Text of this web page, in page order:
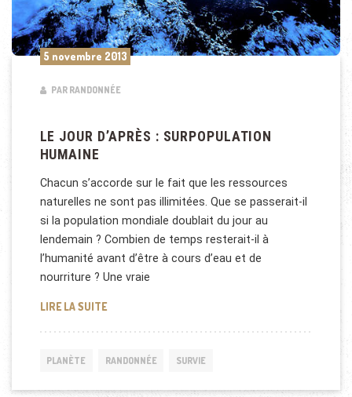
5 novembre 2013
PAR RANDONNÉE
LE JOUR D’APRÈS : SURPOPULATION
HUMAINE
Chacun s’accorde sur le fait que les ressources
naturelles ne sont pas illimitées. Que se passerait-il
si la population mondiale doublait du jour au
lendemain ? Combien de temps resterait-il à
l’humanité avant d’être à cours d’eau et de
nourriture ? Une vraie
LIRE LA SUITELE JOUR D’APRÈS : SURPOPULATION HUMAINE
PLANÈTE RANDONNÉE SURVIE